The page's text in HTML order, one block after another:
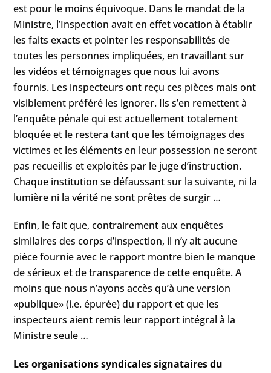
est pour le moins équivoque. Dans le mandat de la
Ministre, l’Inspection avait en effet vocation à établir
les faits exacts et pointer les responsabilités de
toutes les personnes impliquées, en travaillant sur
les vidéos et témoignages que nous lui avons
fournis. Les inspecteurs ont reçu ces pièces mais ont
visiblement préféré les ignorer. Ils s’en remettent à
l’enquête pénale qui est actuellement totalement
bloquée et le restera tant que les témoignages des
victimes et les éléments en leur possession ne seront
pas recueillis et exploités par le juge d’instruction.
Chaque institution se défaussant sur la suivante, ni la
lumière ni la vérité ne sont prêtes de surgir …
Enfin, le fait que, contrairement aux enquêtes
similaires des corps d’inspection, il n’y ait aucune
pièce fournie avec le rapport montre bien le manque
de sérieux et de transparence de cette enquête. A
moins que nous n’ayons accès qu’à une version
«publique» (i.e. épurée) du rapport et que les
inspecteurs aient remis leur rapport intégral à la
Ministre seule …
Les organisations syndicales signataires du